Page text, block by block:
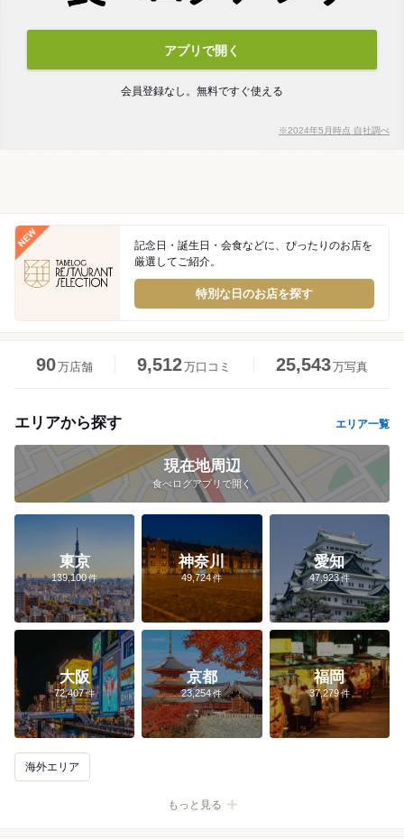
アプリで開く
会員登録なし。無料ですぐ使える
※2024年5月時点 自社調べ
記念日・誕生日・会食などに、ぴったりのお店を
厳選してご紹介。
特別な日のお店を探す
90万店舗 9,512万口コミ 25,543万写真
エリアから探す エリア一覧
現在地周辺
食べログアプリで開く
東京
139,100
神奈川
49,724
愛知
47,923
大阪
72,407
京都
23,254
福岡
37,279
海外エリア